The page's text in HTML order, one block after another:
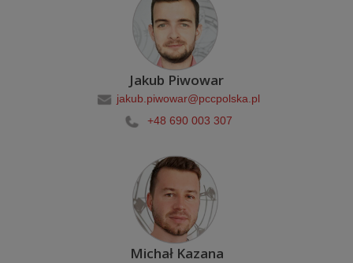
Jakub Piwowar
jakub.piwowar@pccpolska.pl
+48 690 003 307
Michał Kazana